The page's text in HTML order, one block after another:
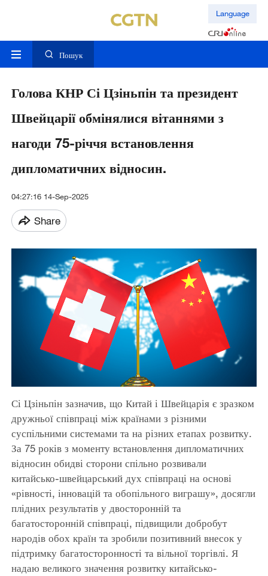
Language
Пошук
Голова КНР Сі Цзіньпін та президент
Швейцарії обмінялися вітаннями з
нагоди 75-річчя встановлення
дипломатичних відносин.
04:27:16 14-Sep-2025
Share
Сі Цзіньпін зазначив, що Китай і Швейцарія є зразком
дружньої співпраці між країнами з різними
суспільними системами та на різних етапах розвитку.
За 75 років з моменту встановлення дипломатичних
відносин обидві сторони спільно розвивали
китайсько-швейцарський дух співпраці на основі
«рівності, інновацій та обопільного виграшу», досягли
плідних результатів у двосторонній та
багатосторонній співпраці, підвищили добробут
народів обох країн та зробили позитивний внесок у
підтримку багатосторонності та вільної торгівлі. Я
надаю великого значення розвитку китайсько-